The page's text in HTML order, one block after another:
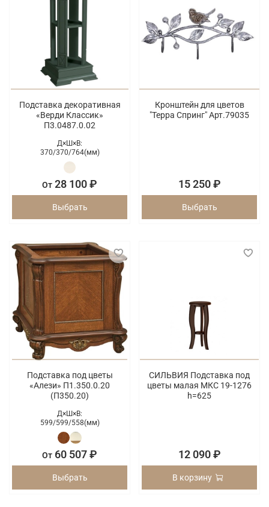
Подставка декоративная
«Верди Классик»
П3.0487.0.02
Д×Ш×В:
370/370/764(мм)
От 28 100 ₽
Выбрать
Кронштейн для цветов
"Терра Спринг" Арт.79035
15 250 ₽
Выбрать
Подставка под цветы
«Алези» П1.350.0.20
(П350.20)
Д×Ш×В:
599/599/558(мм)
От 60 507 ₽
Выбрать
СИЛЬВИЯ Подставка под
цветы малая МКС 19-1276
h=625
12 090 ₽
В корзину